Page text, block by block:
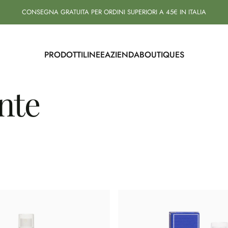
CONSEGNA GRATUITA PER ORDINI SUPERIORI A 45€ IN ITALIA
PRODOTTILINEEAZIENDABOUTIQUES